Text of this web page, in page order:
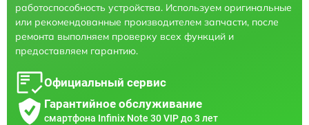
работоспособность устройства. Используем оригинальные
или рекомендованные производителем запчасти, после
ремонта выполняем проверку всех функций и
предоставляем гарантию.
Официальный сервис
Гарантийное обслуживание
смартфона Infinix Note 30 VIP до 3 лет